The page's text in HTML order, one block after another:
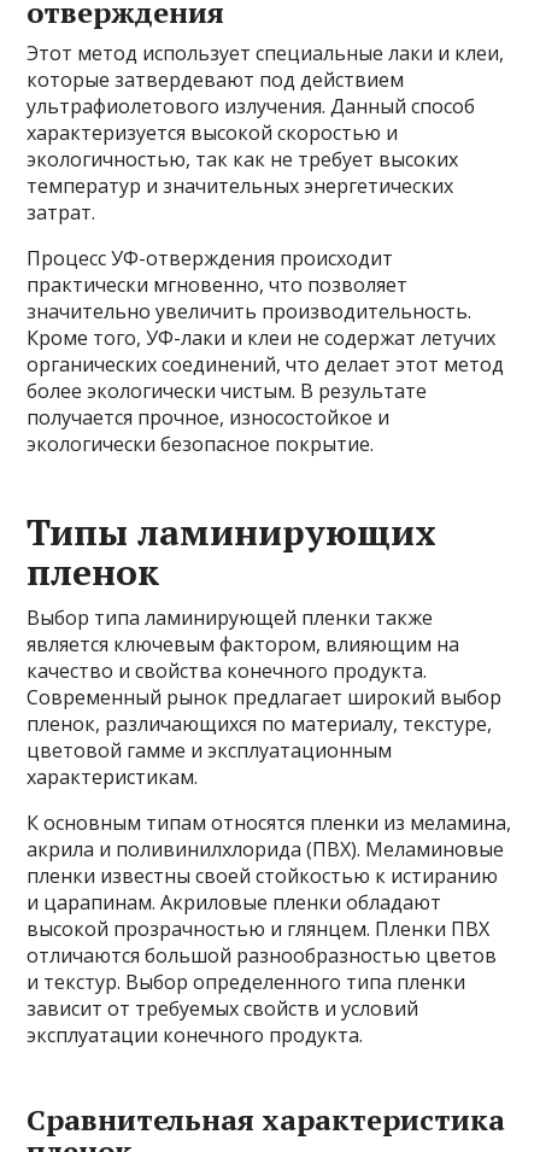
отверждения
Этот метод использует специальные лаки и клеи,
которые затвердевают под действием
ультрафиолетового излучения. Данный способ
характеризуется высокой скоростью и
экологичностью, так как не требует высоких
температур и значительных энергетических
затрат.
Процесс УФ-отверждения происходит
практически мгновенно, что позволяет
значительно увеличить производительность.
Кроме того, УФ-лаки и клеи не содержат летучих
органических соединений, что делает этот метод
более экологически чистым. В результате
получается прочное, износостойкое и
экологически безопасное покрытие.
Типы ламинирующих
пленок
Выбор типа ламинирующей пленки также
является ключевым фактором, влияющим на
качество и свойства конечного продукта.
Современный рынок предлагает широкий выбор
пленок, различающихся по материалу, текстуре,
цветовой гамме и эксплуатационным
характеристикам.
К основным типам относятся пленки из меламина,
акрила и поливинилхлорида (ПВХ). Меламиновые
пленки известны своей стойкостью к истиранию
и царапинам. Акриловые пленки обладают
высокой прозрачностью и глянцем. Пленки ПВХ
отличаются большой разнообразностью цветов
и текстур. Выбор определенного типа пленки
зависит от требуемых свойств и условий
эксплуатации конечного продукта.
Сравнительная характеристика